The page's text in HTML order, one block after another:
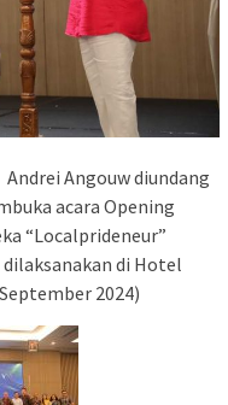
Andrei Angouw diundang
acara Opening
“Localprideneur”
di Hotel
2024)